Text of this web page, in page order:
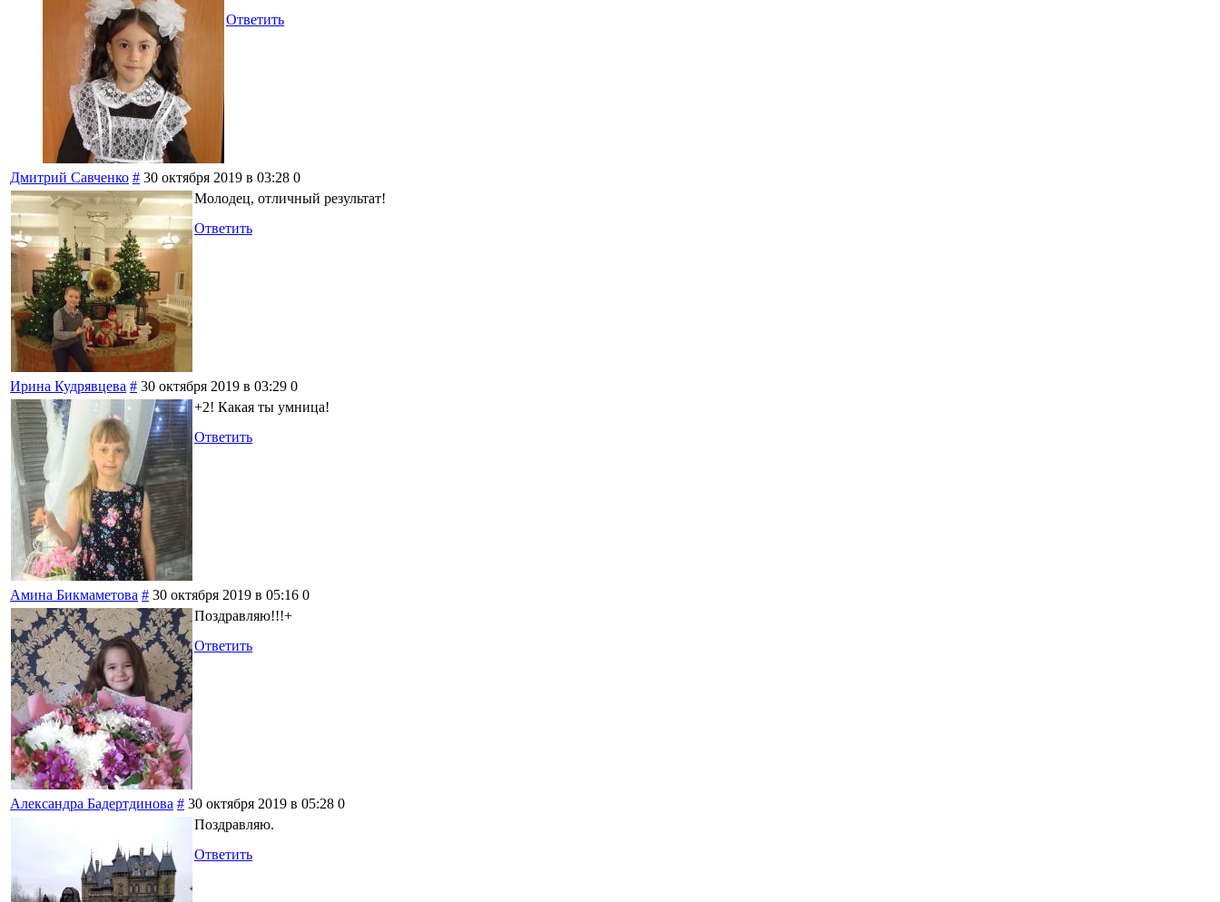
Ответить
Дмитрий Савченко # 30 октября 2019 в 03:28 0
Молодец, отличный результат!
Ответить
Ирина Кудрявцева # 30 октября 2019 в 03:29 0
+2! Какая ты умница!
Ответить
Амина Бикмаметова # 30 октября 2019 в 05:16 0
Поздравляю!!!+
Ответить
Александра Бадертдинова # 30 октября 2019 в 05:28 0
Поздравляю.
Ответить